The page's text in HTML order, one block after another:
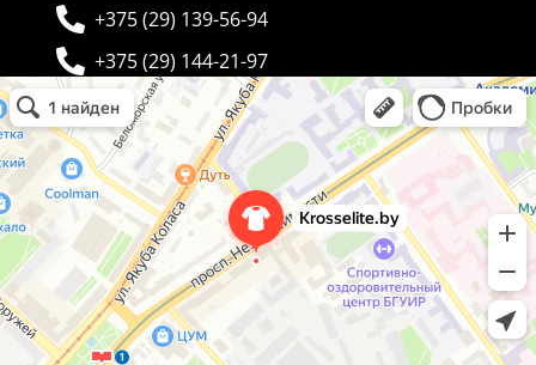
+375 (29) 139-56-94
+375 (29) 144-21-97
Krosselite.by
Информационный интернет-сайт в Минске